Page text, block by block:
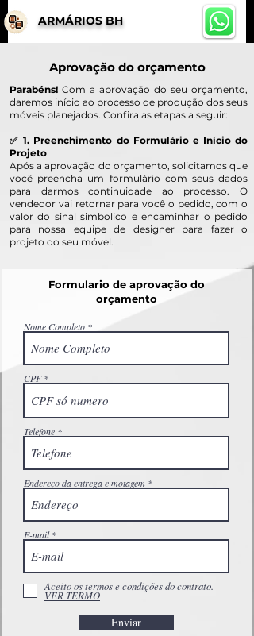
ARMÁRIOS BH
Aprovação do orçamento
Parabéns! Com a aprovação do seu orçamento,
daremos início ao processo de produção dos seus
móveis planejados. Confira as etapas a seguir:
✅ 1. Preenchimento do Formulário e Início do
Projeto
Após a aprovação do orçamento, solicitamos que
você preencha um formulário com seus dados
para darmos continuidade ao processo. O
vendedor vai retornar para você o pedido, com o
valor do sinal simbolico e encaminhar o pedido
para nossa equipe de designer para fazer o
projeto do seu móvel.
Formulario de aprovação do
orçamento
Nome Completo
CPF
Telefone
Endereço da entrega e motagem
E-mail
Aceito os termos e condições do contrato.
VER TERMO
Enviar